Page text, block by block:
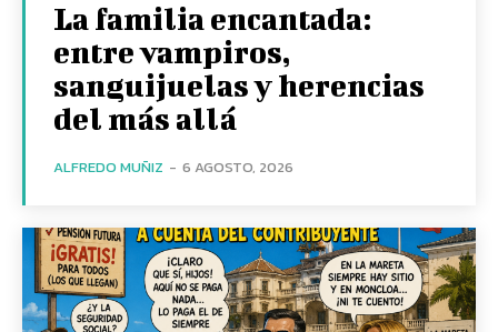
La familia encantada:
entre vampiros,
sanguijuelas y herencias
del más allá
ALFREDO MUÑIZ - 6 AGOSTO, 2026